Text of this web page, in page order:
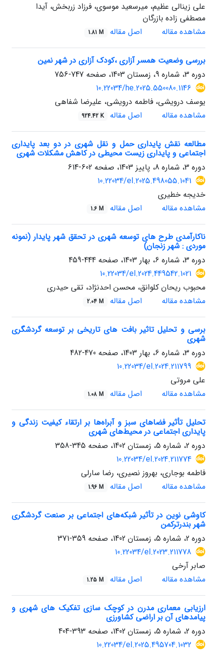
علی زینالی عظیم، میرسعید موسوی، فرزاد زربخش، آیدا
مصطفی زاده بازرگان
مشاهده مقاله
اصل مقاله 1.81 M
بررسی وضعیت همسر آزاری ،کودک آزاری در شهر نمین
دوره 3، شماره 9، زمستان 1403، صفحه
747-756
10.22034/he.2025.550080.1146
یوسف درویشی، فاطمه درویشی، علیرضا شفاهی
مشاهده مقاله
اصل مقاله 924.42 K
مطالعه نقش پایداری حمل و نقل شهری در دو بعد پایداری
اجتماعی و پایداری زیست محیطی در کاهش مشکلات شهری
دوره 3، شماره 8، پاییز 1403، صفحه
602-614
10.22034/el.2025.498055.1041
خدیجه خطیری
مشاهده مقاله
اصل مقاله 1.6 M
ناکارآمدی طرح های توسعه شهری در تحقق شهر پایدار (نمونه
موردی : شهر زنجان)
دوره 3، شماره 6، بهار 1403، صفحه
444-459
10.22034/el.2024.449542.1021
محبوب ریحان کلوانق، محسن احدنژاد، تقی حیدری
مشاهده مقاله
اصل مقاله 2.04 M
برسی و تحلیل تاثیر بافت های تاریخی بر توسعه گردشگری
شهری
دوره 3، شماره 6، بهار 1403، صفحه
470-482
10.22034/el.2024.211799
علی مروتی
مشاهده مقاله
اصل مقاله 1.08 M
تحلیل تأثیر فضاهای سبز و آبراه‌ها بر ارتقاء کیفیت زندگی و
پایداری اجتماعی در محیط‌های شهری
دوره 2، شماره 5، زمستان 1402، صفحه
345-358
10.22034/el.2024.211774
فاطمه بوجاری، بهروز نصیری، رضا سارلی
مشاهده مقاله
اصل مقاله 1.96 M
کاوشی نوین در تأثیر شبکه‌های اجتماعی بر صنعت گردشگری
شهر بندرترکمن
دوره 2، شماره 5، زمستان 1402، صفحه
359-371
10.22034/el.2023.211778
صابر آرخی
مشاهده مقاله
اصل مقاله 1.25 M
ارزیابی معماری مدرن در کوچک سازی تفکیک های شهری و
پیامدهای آن بر اراضی کشاورزی
دوره 2، شماره 5، زمستان 1402، صفحه
393-404
10.22034/el.2025.495704.1032